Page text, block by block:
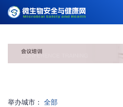
举办城市： 全部